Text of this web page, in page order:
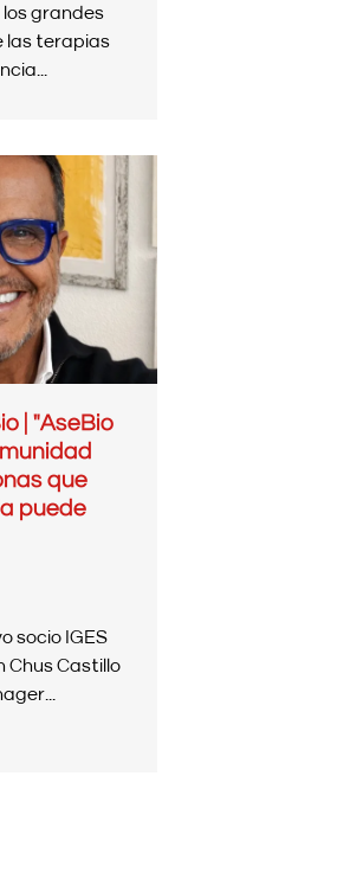
grandes
las terapias
| "AseBio
que
puede
socio IGES
Chus Castillo